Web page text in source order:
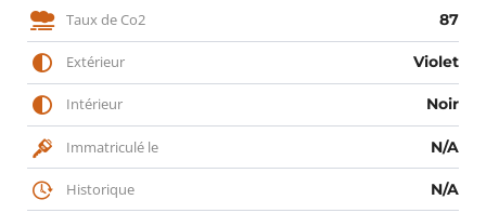
Taux de Co2 87
Extérieur Violet
Intérieur Noir
Immatriculé le N/A
Historique N/A